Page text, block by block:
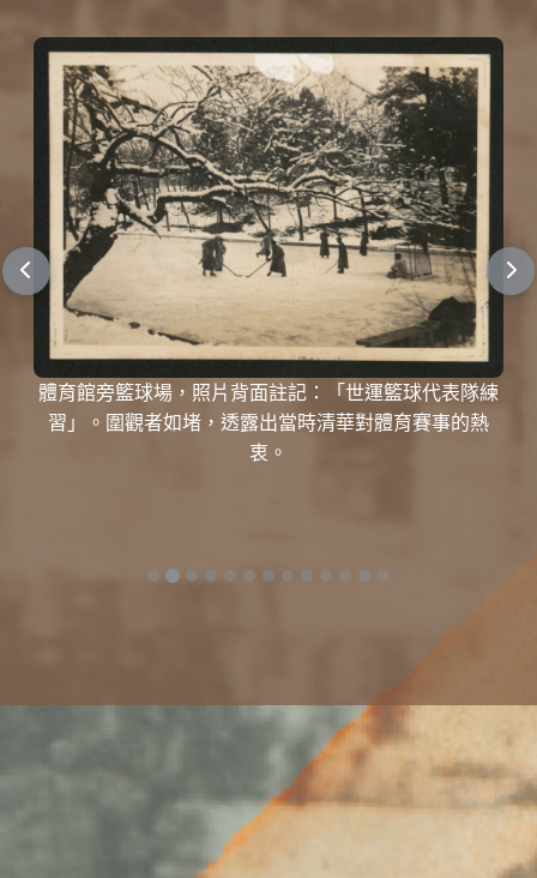
體育館旁籃球場，照片背面註記：「世運籃球代表隊練
習」。圍觀者如堵，透露出當時清華對體育賽事的熱
衷。